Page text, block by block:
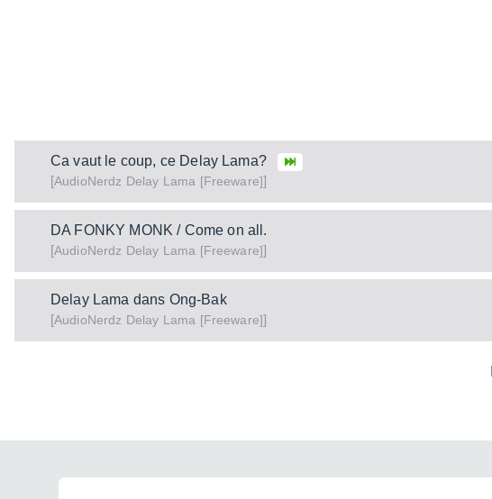
Ca vaut le coup, ce Delay Lama?
[AudioNerdz Delay Lama [Freeware]]
DA FONKY MONK / Come on all.
[AudioNerdz Delay Lama [Freeware]]
Delay Lama dans Ong-Bak
[AudioNerdz Delay Lama [Freeware]]